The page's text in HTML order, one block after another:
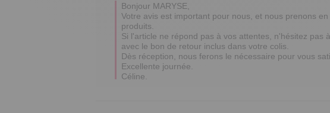
Bonjour MARYSE,
Votre avis est important pour nous, et nous prenons
produits.
Si l'article ne répond pas à vos attentes, n'hésitez
avec le bon de retour inclus dans votre colis.
Dès réception, nous ferons le nécessaire pour vous
Excellente journée.
Céline.